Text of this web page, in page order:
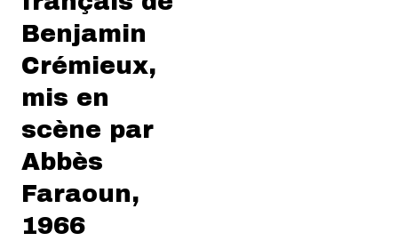
Benjamin
Crémieux,
mis en
scène par
Abbès
Faraoun,
1966